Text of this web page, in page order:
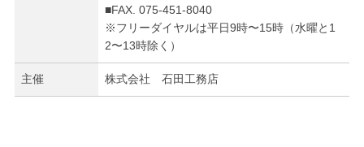
■FAX. 075-451-8040
※フリーダイヤルは平日9時〜15時（水曜と1
2〜13時除く）
主催 株式会社 石田工務店